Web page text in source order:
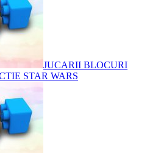
JUCARII BLOCURI
STAR WARS